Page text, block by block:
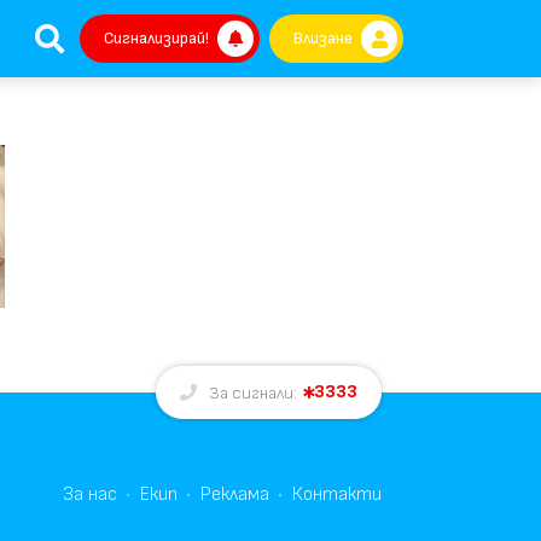
Сигнализирай! Влизане
За сигнали: 3333
За нас Екип Реклама Контакти